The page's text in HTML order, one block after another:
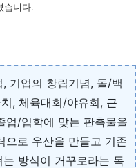
습니다.
기업의 창립기념, 돌/백
, 체육대회/야유회, 근
업/입학에 맞는 판촉물을
으로 우산을 만들고 기존
방식이 거꾸로라는 독